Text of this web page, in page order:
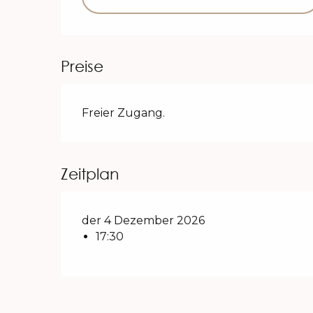
Preise
Freier Zugang.
Zeitplan
der 4 Dezember 2026
17:30